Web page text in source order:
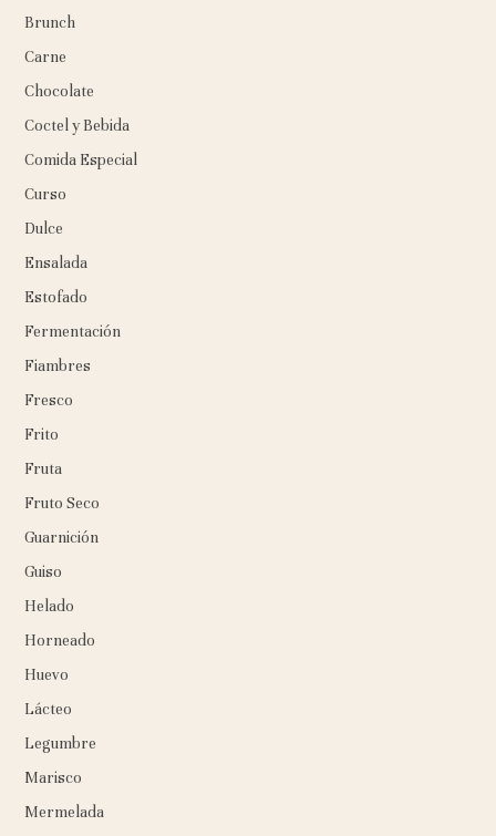
Brunch
Carne
Chocolate
Coctel y Bebida
Comida Especial
Curso
Dulce
Ensalada
Estofado
Fermentación
Fiambres
Fresco
Frito
Fruta
Fruto Seco
Guarnición
Guiso
Helado
Horneado
Huevo
Lácteo
Legumbre
Marisco
Mermelada